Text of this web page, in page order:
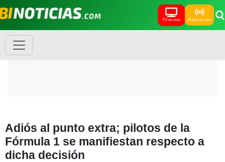
TV en vivo Radio en vivo
Adiós al punto extra; pilotos de la
Fórmula 1 se manifiestan respecto a
dicha decisión